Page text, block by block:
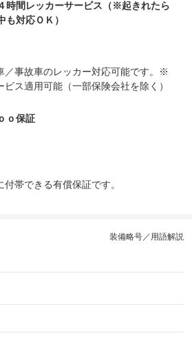
時間レッカーサービス（※起きれたら
も対応ＯＫ）
／事故車のレッカー対応可能です。※
ス適用可能（一部保険会社を除く）
ｏ保証
帯できる有償保証です。
装備略号／用語解説